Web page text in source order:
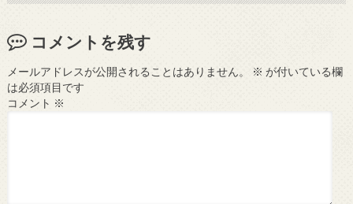
コメントを残す
メールアドレスが公開されることはありません。 ※ が付いている欄
は必須項目です
コメント ※